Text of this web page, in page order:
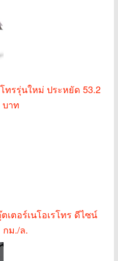
ทรรุ่นใหม่ ประหยัด 53.2
บาท
เตอร์เนโอเรโทร ดีไซน์
กม./ล.